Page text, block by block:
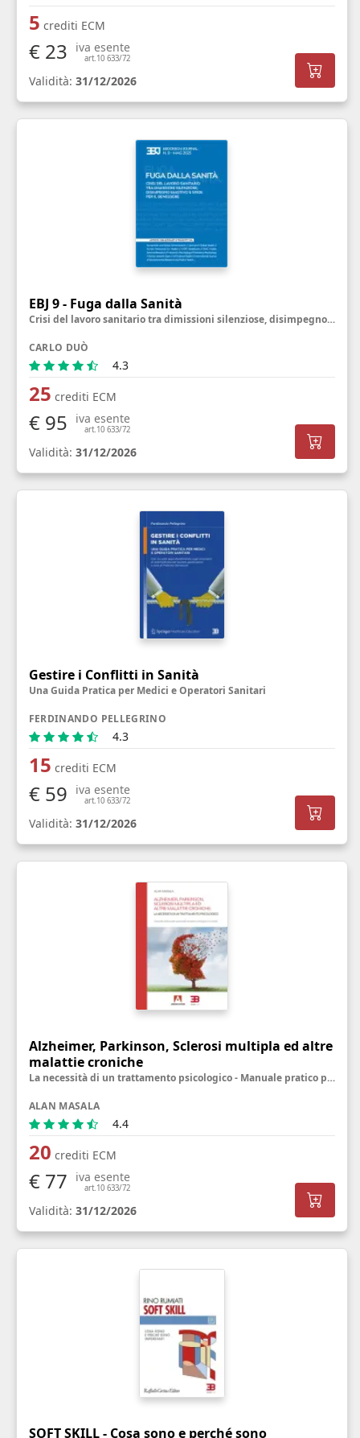
5 crediti ECM
€ 23 iva esente
art.10 633/72
Validità: 31/12/2026
EBJ 9 - Fuga dalla Sanità
Crisi del lavoro sanitario tra dimissioni silenziose, disimpegno emotivo e sfide per il benessere
CARLO DUÒ
4.3
25 crediti ECM
€ 95 iva esente
art.10 633/72
Validità: 31/12/2026
Gestire i Conflitti in Sanità
Una Guida Pratica per Medici e Operatori Sanitari
FERDINANDO PELLEGRINO
4.3
15 crediti ECM
€ 59 iva esente
art.10 633/72
Validità: 31/12/2026
Alzheimer, Parkinson, Sclerosi multipla ed altre
malattie croniche
La necessità di un trattamento psicologico - Manuale pratico per personale sanitario, famigliari ed utenti
ALAN MASALA
4.4
20 crediti ECM
€ 77 iva esente
art.10 633/72
Validità: 31/12/2026
SOFT SKILL - Cosa sono e perché sono